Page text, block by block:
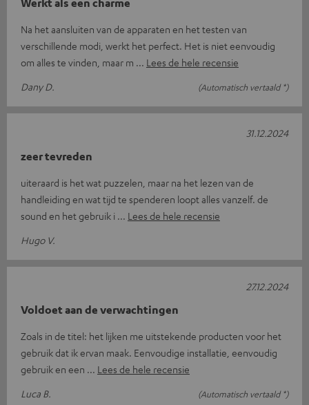
Na het aansluiten van de apparaten en het testen van
verschillende modi, werkt het perfect. Het is niet eenvoudig
om alles te vinden, maar m
Lees de hele recensie
Dany D.
(Automatisch vertaald *)
zeer tevreden
uiteraard is het wat puzzelen, maar na het lezen van de
handleiding en wat tijd te spenderen loopt alles vanzelf. de
sound en het gebruik i
Lees de hele recensie
Hugo V.
31.12.2024
Voldoet aan de verwachtingen
Zoals in de titel: het lijken me uitstekende producten voor het
gebruik dat ik ervan maak. Eenvoudige installatie, eenvoudig
gebruik en een
Lees de hele recensie
Luca B.
(Automatisch vertaald *)
27.12.2024